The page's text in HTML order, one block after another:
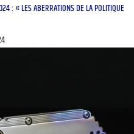
: « LES ABERRATIONS DE LA POLITIQUE